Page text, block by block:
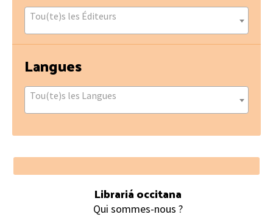
Tou(te)s les Éditeurs
Langues
Tou(te)s les Langues
Footer
Librariá occitana
Qui sommes-nous ?